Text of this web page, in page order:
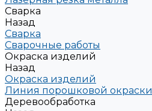
Сварка
Назад
Сварка
Сварочные работы
Окраска изделий
Назад
Окраска изделий
Линия порошковой окраски
Деревообработка